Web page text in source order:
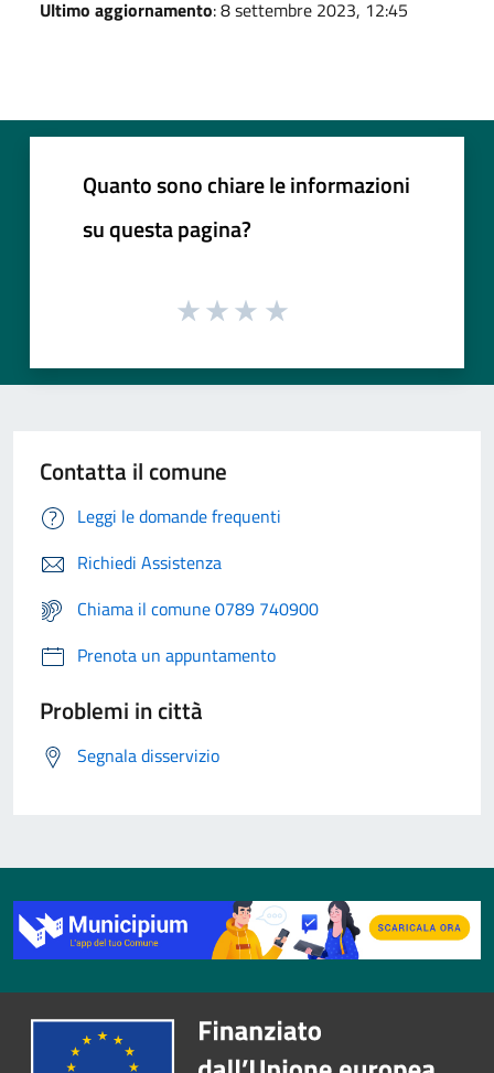
Ultimo aggiornamento: 8 settembre 2023, 12:45
Quanto sono chiare le informazioni
su questa pagina?
Contatta il comune
Leggi le domande frequenti
Richiedi Assistenza
Chiama il comune 0789 740900
Prenota un appuntamento
Problemi in città
Segnala disservizio